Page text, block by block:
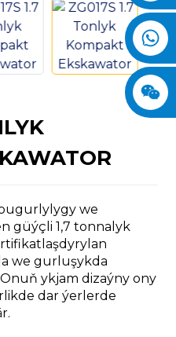
we
güýçli 1,7 tonnalyk
we gurluşykda
ykjam dizaýny ony
dar ýerlerde